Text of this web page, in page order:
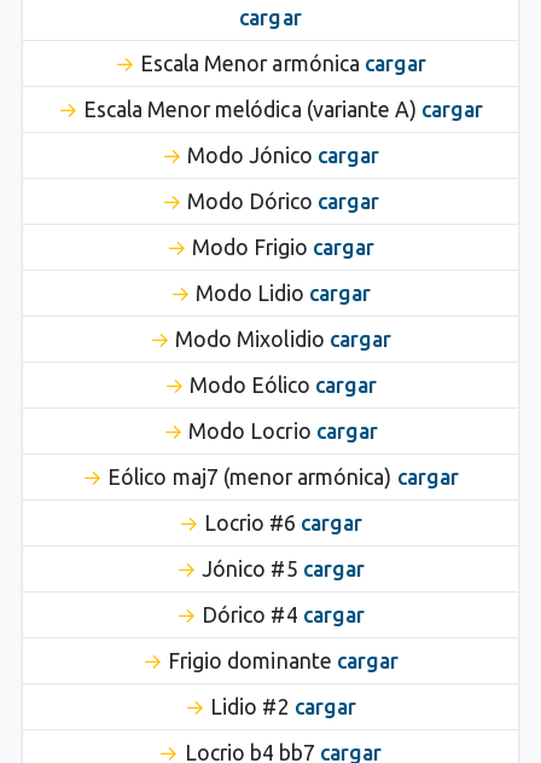
cargar
Escala Menor armónica cargar
Escala Menor melódica (variante A) cargar
Modo Jónico cargar
Modo Dórico cargar
Modo Frigio cargar
Modo Lidio cargar
Modo Mixolidio cargar
Modo Eólico cargar
Modo Locrio cargar
Eólico maj7 (menor armónica) cargar
Locrio #6 cargar
Jónico #5 cargar
Dórico #4 cargar
Frigio dominante cargar
Lidio #2 cargar
Locrio b4 bb7 cargar